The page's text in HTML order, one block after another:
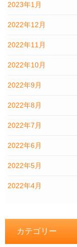
2023年1月
2022年12月
2022年11月
2022年10月
2022年9月
2022年8月
2022年7月
2022年6月
2022年5月
2022年4月
カテゴリー